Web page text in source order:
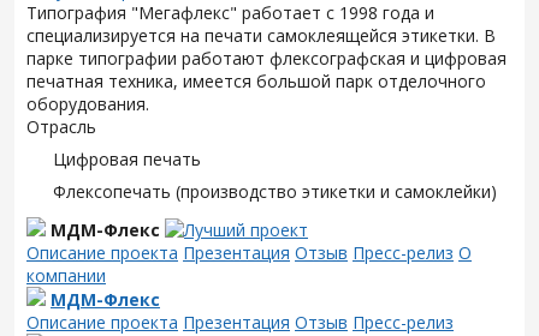
Типография "Мегафлекс" работает с 1998 года и
специализируется на печати самоклеящейся этикетки. В
парке типографии работают флексографская и цифровая
печатная техника, имеется большой парк отделочного
оборудования.
Отрасль
Цифровая печать
Флексопечать (производство этикетки и самоклейки)
МДМ-Флекс
Описание проекта Презентация Отзыв Пресс-релиз О
компании
МДМ-Флекс
Описание проекта Презентация Отзыв Пресс-релиз